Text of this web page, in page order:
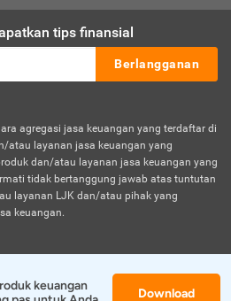
tips finansial
Berlangganan
agregasi jasa keuangan yang terdaftar di
atau layanan jasa keuangan yang
dan/atau layanan jasa keuangan yang
tidak bertanggung jawab atas tuntutan
layanan LJK dan/atau pihak yang
keuangan.
keuangan
Download